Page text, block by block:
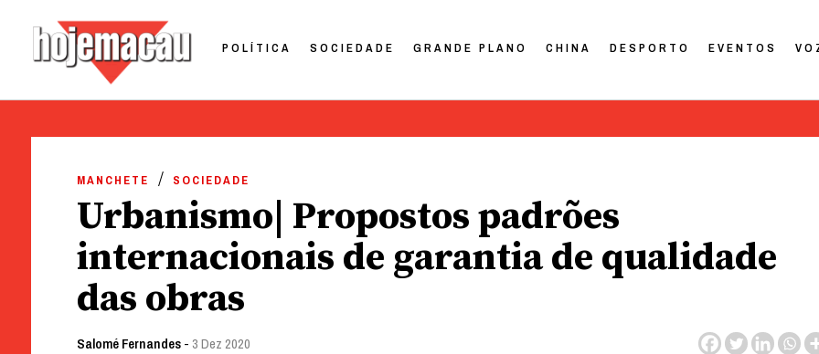
POLÍTICA SOCIEDADE GRANDE PLANO CHINA DESPORTO EVENTOS
MANCHETE SOCIEDADE
Urbanismo| Propostos padrões
internacionais de garantia de qualidade
das obras
Salomé Fernandes- 3 Dez 2020